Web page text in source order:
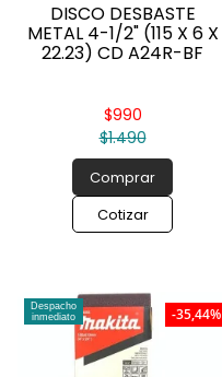
DISCO DESBASTE
METAL 4-1/2" (115 X 6 X
22.23) CD A24R-BF
$1.490
$990
Comprar
Cotizar
Despacho
inmediato
-35,44%